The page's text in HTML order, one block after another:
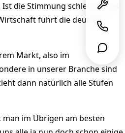
die Stimmung schlechter als
führt die deutsche
Markt, also im
in unserer Branche sind
dann natürlich alle Stufen
im Übrigen am besten